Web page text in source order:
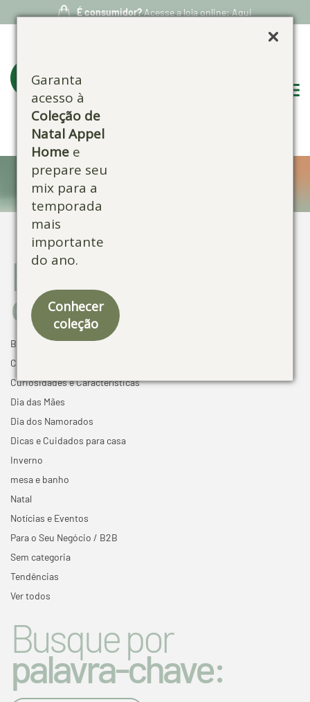
Garanta
acesso à
Coleção de
Natal Appel
Home e
prepare seu
mix para a
temporada
mais
importante
do ano.
Conhecer
coleção
É consumidor?Acesse a loja online: Aqui
Escolha por
categoria:
Black Friday
Cama mesa e banho
Curiosidades e Características
Dia das Mães
Dia dos Namorados
Dicas e Cuidados para casa
Inverno
mesa e banho
Natal
Notícias e Eventos
Para o Seu Negócio / B2B
Sem categoria
Tendências
Ver todos
Busque por
palavra-chave: